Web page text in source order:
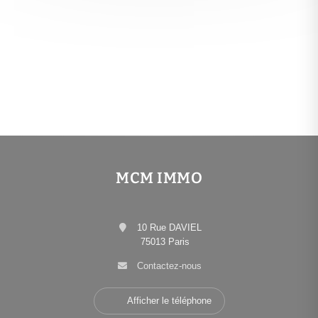
MCM IMMO
10 Rue DAVIEL
75013 Paris
Contactez-nous
Afficher le téléphone